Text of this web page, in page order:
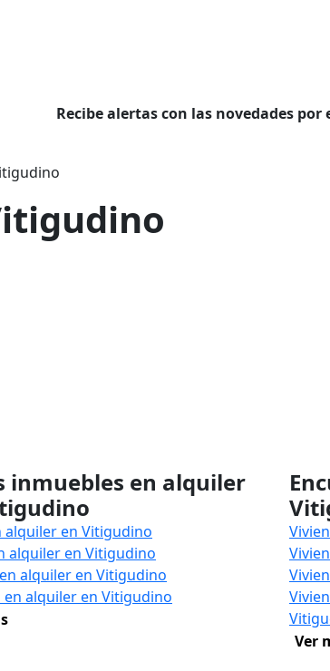
Recibe alertas con las novedades por
inmuebles en alquiler
alquiler en Vitigudino
alquiler en Vitigudino
alquiler en Vitigudino
en alquiler en Vitigudino
Ver